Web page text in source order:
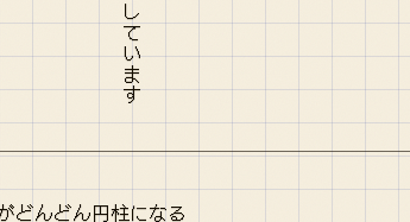
どんどん円柱になる